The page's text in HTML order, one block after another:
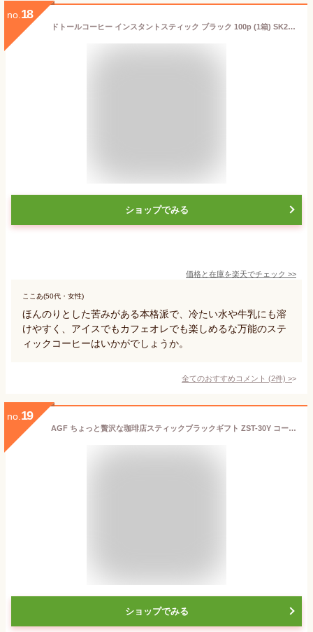
no. 18
ドトールコーヒー インスタントスティック ブラック 100p (1箱) SK210115 ドトール インスタント スティック 珈琲 コーヒー インスタントコーヒー 内祝い お礼 業務用 まとめ買い ギフト 送料無料 プレゼント 実用的 個包装 小分け
ショップでみる
価格と在庫を楽天でチェック >>
ここあ(50代・女性)
ほんのりとした苦みがある本格派で、冷たい水や牛乳にも溶
けやすく、アイスでもカフェオレでも楽しめるな万能のステ
ィックコーヒーはいかがでしょうか。
全てのおすすめコメント (2件) >
no. 19
AGF ちょっと贅沢な珈琲店スティックブラックギフト ZST-30Y コーヒー ギフト 送料無料(北海道・沖縄を除く)【 s25sg _
ショップでみる